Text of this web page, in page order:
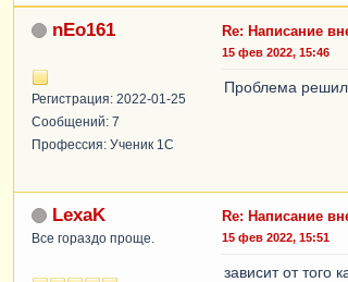
nEo161
Регистрация: 2022-01-25
Сообщений: 7
Профессия: Ученик 1С
Re: Написание
15 фев 2022, 15:46
Проблема
LexaK
Все гораздо проще.
Re: Написание
15 фев 2022, 15:51
зависит от того